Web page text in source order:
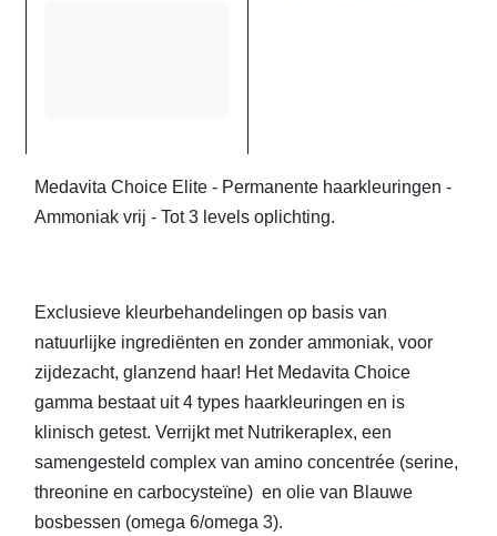
Medavita Choice Elite - Permanente haarkleuringen -
Ammoniak vrij - Tot 3 levels oplichting.
Exclusieve kleurbehandelingen op basis van
natuurlijke ingrediënten en zonder ammoniak, voor
zijdezacht, glanzend haar! Het Medavita Choice
gamma bestaat uit 4 types haarkleuringen en is
klinisch getest. Verrijkt met Nutrikeraplex, een
samengesteld complex van amino concentrée (serine,
threonine en carbocysteïne) en olie van Blauwe
bosbessen (omega 6/omega 3).